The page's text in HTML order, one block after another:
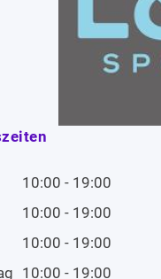
10:00 - 19:00
10:00 - 19:00
10:00 - 19:00
10:00 - 19:00